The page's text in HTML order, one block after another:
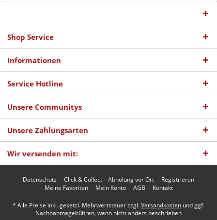
Shop Service
Informationen
Service Hotline
Unsere Communitys
Unsere Zahlungsarten
Wir versenden mit:
Datenschutz Click & Collect – Abholung vor Ort
Registrieren
Meine Favoriten
Mein Konto AGB Kontakt
* Alle Preise inkl. gesetzl. Mehrwertsteuer zzgl.Versandkosten und ggf.
Nachnahmegebühren, wenn nicht anders beschrieben